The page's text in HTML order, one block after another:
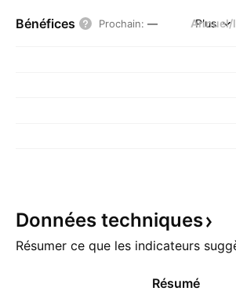
Bénéfices Prochain: — Annuel/
Plus
Données techniques
Résumer ce que les indicateurs
Résumé